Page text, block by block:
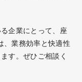
企業にとって、座
、業務効率と快適性
す。ぜひご相談く